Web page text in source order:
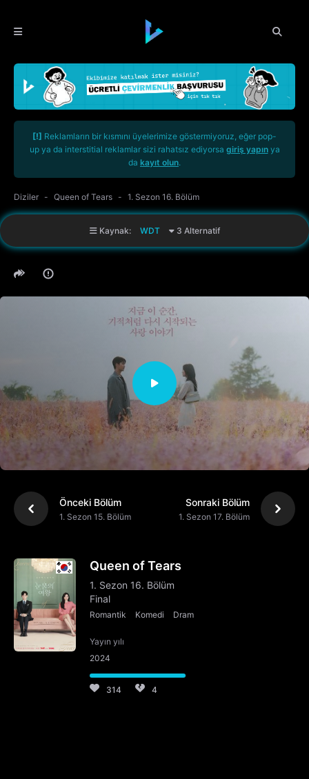
[!] Reklamların bir kısmını üyelerimize göstermiyoruz, eğer pop-
up ya da interstitial reklamlar sizi rahatsız ediyorsa giriş yapınya
da kayıt olun.
Diziler Queen of Tears 1. Sezon 16. Bölüm
Kaynak: WDT 3 Alternatif
Önceki Bölüm
1. Sezon 15. Bölüm
Sonraki Bölüm
1. Sezon 17. Bölüm
Queen of Tears
1. Sezon 16. Bölüm
Final
Romantik Komedi Dram
Yayın yılı
2024
314 4